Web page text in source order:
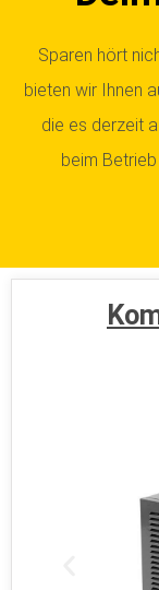
Sparen hört
bieten wir Ihnen
die es derzeit
beim